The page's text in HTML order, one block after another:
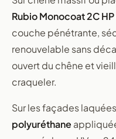
Rubio Monocoat 2C HP
couche pénétrante,
renouvelable sans
ouvert du chêne et
craqueler.
Sur les façades
polyuréthane